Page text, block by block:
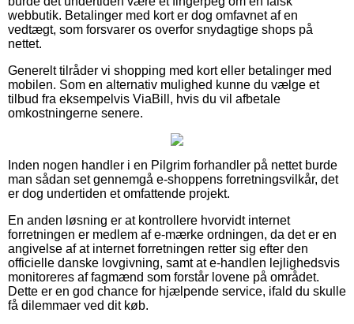
webbutik. Betalinger med kort er dog omfavnet af en
vedtægt, som forsvarer os overfor snydagtige shops på
nettet.
Generelt tilråder vi shopping med kort eller betalinger med
mobilen. Som en alternativ mulighed kunne du vælge et
tilbud fra eksempelvis ViaBill, hvis du vil afbetale
omkostningerne senere.
Inden nogen handler i en Pilgrim forhandler på nettet burde
man sådan set gennemgå e-shoppens forretningsvilkår, det
er dog undertiden et omfattende projekt.
En anden løsning er at kontrollere hvorvidt internet
forretningen er medlem af e-mærke ordningen, da det er en
angivelse af at internet forretningen retter sig efter den
officielle danske lovgivning, samt at e-handlen lejlighedsvis
monitoreres af fagmænd som forstår lovene på området.
Dette er en god chance for hjælpende service, ifald du skulle
få dilemmaer ved dit køb.